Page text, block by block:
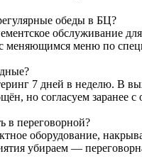
обеды в БЦ?
обслуживание
меняющимся меню по
7 дней в неделю. В
но согласуем заранее с
в переговорной?
оборудование,
убираем —